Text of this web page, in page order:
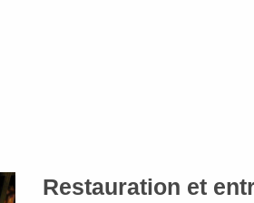
Restauration et